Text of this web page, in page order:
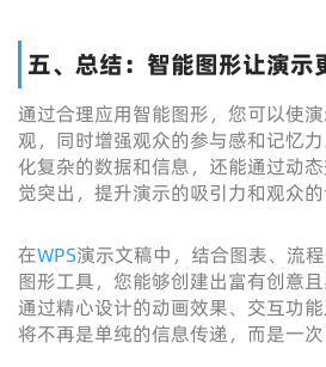
五、总结：智能图形让演示
通过合理应用智能图形，您可以使
观，同时增强观众的参与感和记忆
化复杂的数据和信息，还能通过动
觉突出，提升演示的吸引力和观众的
在WPS演示文稿中，结合图表、流
图形工具，您能够创建出富有创意且
通过精心设计的动画效果、交互功
将不再是单纯的信息传递，而是一次